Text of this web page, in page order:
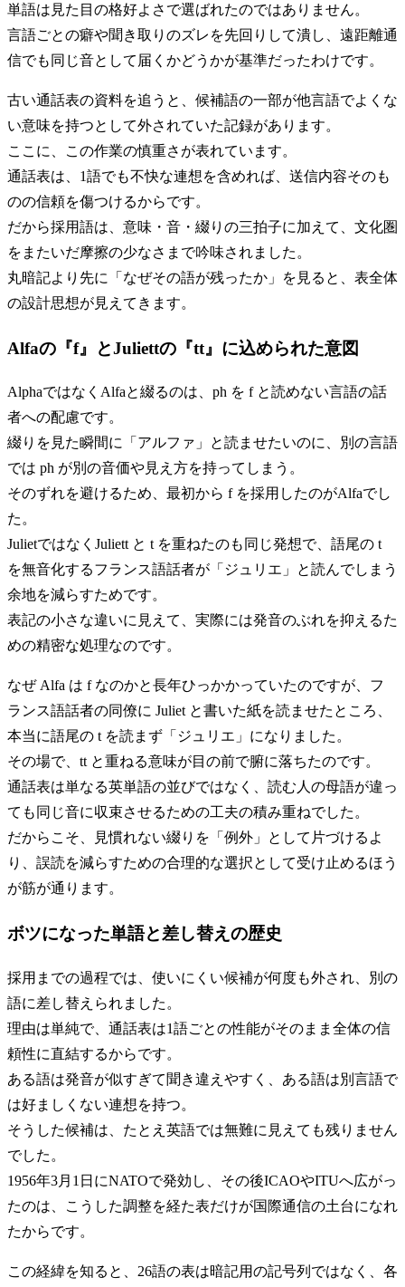
単語は見た目の格好よさで選ばれたのではありません。
言語ごとの癖や聞き取りのズレを先回りして潰し、遠距離通
信でも同じ音として届くかどうかが基準だったわけです。
古い通話表の資料を追うと、候補語の一部が他言語でよくな
い意味を持つとして外されていた記録があります。
ここに、この作業の慎重さが表れています。
通話表は、1語でも不快な連想を含めれば、送信内容そのも
のの信頼を傷つけるからです。
だから採用語は、意味・音・綴りの三拍子に加えて、文化圏
をまたいだ摩擦の少なさまで吟味されました。
丸暗記より先に「なぜその語が残ったか」を見ると、表全体
の設計思想が見えてきます。
Alfaの『f』とJuliettの『tt』に込められた意図
AlphaではなくAlfaと綴るのは、ph を f と読めない言語の話
者への配慮です。
綴りを見た瞬間に「アルファ」と読ませたいのに、別の言語
では ph が別の音価や見え方を持ってしまう。
そのずれを避けるため、最初から f を採用したのがAlfaでし
た。
JulietではなくJuliett と t を重ねたのも同じ発想で、語尾の t
を無音化するフランス語話者が「ジュリエ」と読んでしまう
余地を減らすためです。
表記の小さな違いに見えて、実際には発音のぶれを抑えるた
めの精密な処理なのです。
なぜ Alfa は f なのかと長年ひっかかっていたのですが、フ
ランス語話者の同僚に Juliet と書いた紙を読ませたところ、
本当に語尾の t を読まず「ジュリエ」になりました。
その場で、tt と重ねる意味が目の前で腑に落ちたのです。
通話表は単なる英単語の並びではなく、読む人の母語が違っ
ても同じ音に収束させるための工夫の積み重ねでした。
だからこそ、見慣れない綴りを「例外」として片づけるよ
り、誤読を減らすための合理的な選択として受け止めるほう
が筋が通ります。
ボツになった単語と差し替えの歴史
採用までの過程では、使いにくい候補が何度も外され、別の
語に差し替えられました。
理由は単純で、通話表は1語ごとの性能がそのまま全体の信
頼性に直結するからです。
ある語は発音が似すぎて聞き違えやすく、ある語は別言語で
は好ましくない連想を持つ。
そうした候補は、たとえ英語では無難に見えても残りません
でした。
1956年3月1日にNATOで発効し、その後ICAOやITUへ広がっ
たのは、こうした調整を経た表だけが国際通信の土台になれ
たからです。
この経緯を知ると、26語の表は暗記用の記号列ではなく、各